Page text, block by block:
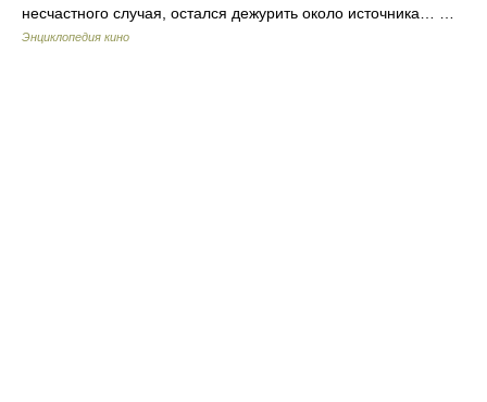
несчастного случая, остался дежурить около источника… …
Энциклопедия кино